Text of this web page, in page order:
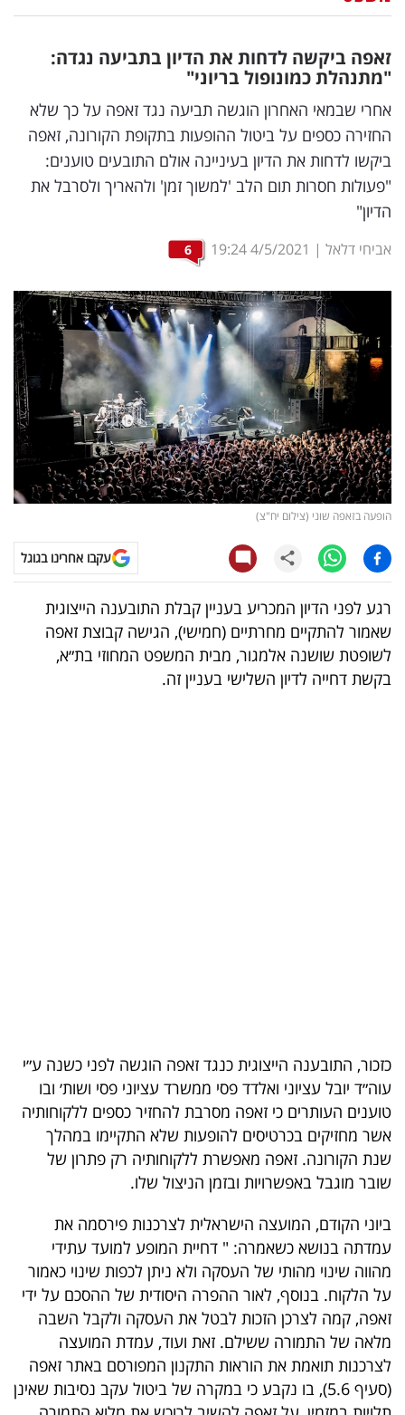
דיגיטל
וטק
שיווק
ופרסום
משפט
מדדים
ומחקרים
דעות
רכילות
עסקית
קריפטו
ויראלי
עסקי
ספורט
קריירה
ולימודים
המילון
הכלכלי
פודקאסט
40
40
שיתופי
פעולה
זאפה ביקשה לדחות את הדיון בתביעה נגדה:
"מתנהלת כמונופול בריוני"
אחרי שבמאי האחרון הוגשה תביעה נגד זאפה על כך שלא
החזירה כספים על ביטול ההופעות בתקופת הקורונה, זאפה
ביקשו לדחות את הדיון בעיניינה אולם התובעים טוענים:
"פעולות חסרות תום הלב 'למשוך זמן' ולהאריך ולסרבל את
הדיון"
אביחי דלאל |
4/5/2021
19:24
6
הופעה בזאפה שוני (צילום יח"צ)
עקבו אחרינו בגוגל
רגע לפני הדיון המכריע בעניין קבלת התובענה הייצוגית
שאמור להתקיים מחרתיים (חמישי), הגישה קבוצת זאפה
לשופטת שושנה אלמגור, מבית המשפט המחוזי בת״א,
בקשת דחייה לדיון השלישי בעניין זה.
כזכור, התובענה הייצוגית כנגד זאפה הוגשה לפני כשנה ע״י
עוה״ד יובל עציוני ואלדד פסי ממשרד עציוני פסי ושות׳ ובו
טוענים העותרים כי זאפה מסרבת להחזיר כספים ללקוחותיה
אשר מחזיקים בכרטיסים להופעות שלא התקיימו במהלך
שנת הקורונה. זאפה מאפשרת ללקוחותיה רק פתרון של
שובר מוגבל באפשרויות ובזמן הניצול שלו.
ביוני הקודם, המועצה הישראלית לצרכנות פירסמה את
עמדתה בנושא כשאמרה: " דחיית המופע למועד עתידי
מהווה שינוי מהותי של העסקה ולא ניתן לכפות שינוי כאמור
על הלקוח. בנוסף, לאור ההפרה היסודית של ההסכם על ידי
זאפה, קמה לצרכן הזכות לבטל את העסקה ולקבל השבה
מלאה של התמורה ששילם. זאת ועוד, עמדת המועצה
לצרכנות תואמת את הוראות התקנון המפורסם באתר זאפה
(סעיף 5.6), בו נקבע כי במקרה של ביטול עקב נסיבות שאינן